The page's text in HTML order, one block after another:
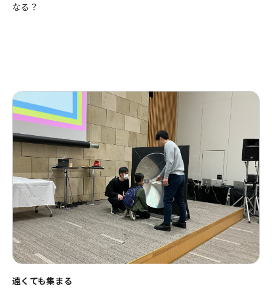
なる？
遠くても集まる